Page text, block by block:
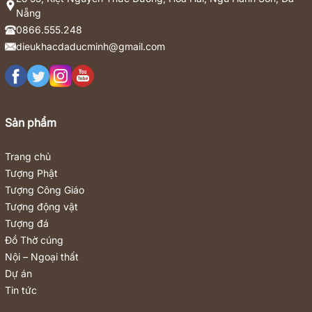
Nẵng
0866.555.248
dieukhacdaducminh@gmail.com
Sản phẩm
Trang chủ
Tượng Phật
Tượng Công Giáo
Tượng động vật
Tượng đá
Đồ Thờ cúng
Nội – Ngoại thất
Dự án
Tin tức